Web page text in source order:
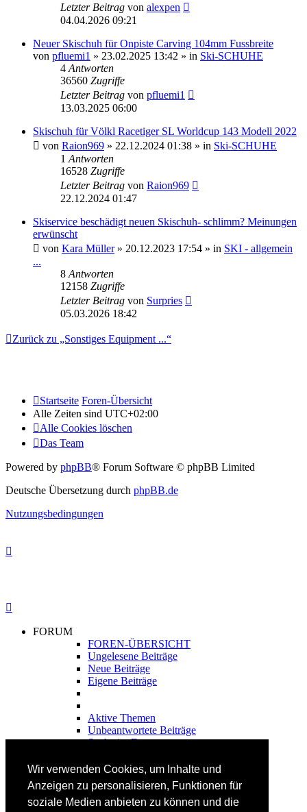
Wir verwenden Cookies, um Inhalte und
Anzeigen zu personalisieren, Funktionen für
soziale Medien anbieten zu können und die
Letzter Beitrag von alexpen
04.04.2026 09:21
Neuer Skischuh für Onpiste Carving 104mm Fussbreite
von pfluemi1 » 23.02.2025 13:42 » in Ski-SCHUHE
4 Antworten
36560 Zugriffe
Letzter Beitrag von pfluemi1
13.03.2025 06:00
Skischuh für Völkl Racetiger SL Worldcup 143 Modell 2022
von Raion969 » 22.12.2024 01:38 » in Ski-SCHUHE
1 Antworten
16528 Zugriffe
Letzter Beitrag von Raion969
22.12.2024 01:47
Skiservice beschädigt neuen Skischuh- schlimm? Meinungen
erwünscht
von Kara Müller» 20.12.2023 17:54 » in SKI - allgemein
...
8 Antworten
12158 Zugriffe
Letzter Beitrag von Surpries
05.03.2026 18:42
Zurück zu „Sonstiges Equipment ...“
Startseite Foren-Übersicht
Alle Zeiten sind UTC+02:00
Alle Cookies löschen
Das Team
Powered by phpBB® Forum Software © phpBB Limited
Deutsche Übersetzung durch phpBB.de
Nutzungsbedingungen
FORUM
FOREN-ÜBERSICHT
Ungelesene Beiträge
Neue Beiträge
Eigene Beiträge
Aktive Themen
Unbeantwortete Beiträge
Suche im Forum
FAHRTECHNIK
Fortgeschrittene
Lehrplan